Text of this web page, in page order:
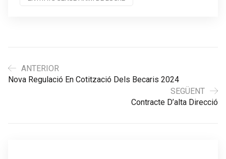
ANTERIOR
Nova Regulació En Cotització Dels Becaris 2024
SEGÜENT
Contracte D’alta Direcció